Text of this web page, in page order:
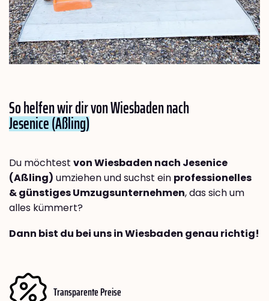
So helfen wir dir von Wiesbaden nach
Jesenice (Aßling)
Du möchtest von Wiesbaden nach Jesenice
(Aßling) umziehen und suchst ein professionelles
& günstiges Umzugsunternehmen, das sich um
alles kümmert?
Dann bist du bei uns in Wiesbaden genau richtig!
Transparente Preise